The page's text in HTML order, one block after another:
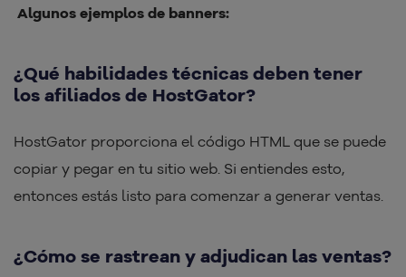
Algunos ejemplos de banners:
¿Qué habilidades técnicas deben tener
los afiliados de HostGator?
HostGator proporciona el código HTML que se puede
copiar y pegar en tu sitio web. Si entiendes esto,
entonces estás listo para comenzar a generar ventas.
¿Cómo se rastrean y adjudican las ventas?